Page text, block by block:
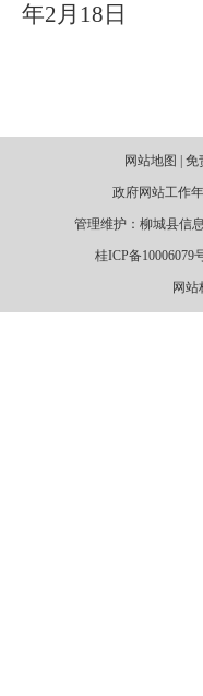
年2月18日
网站地图 | 免
政府网站工作
管理维护：柳城县信
桂ICP备10006079
网站